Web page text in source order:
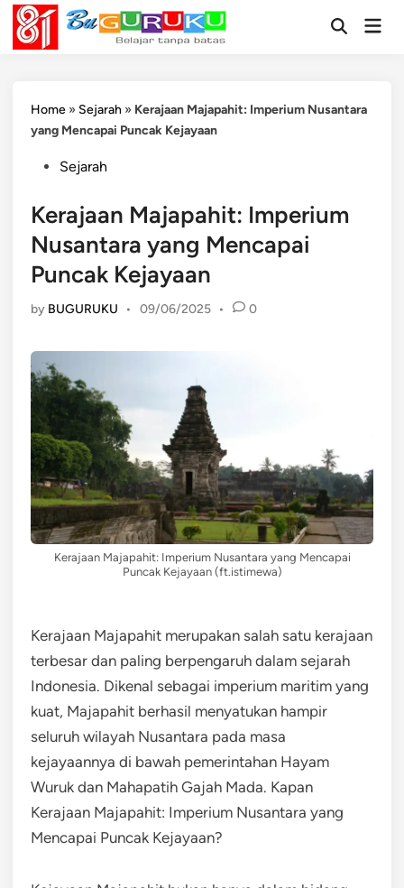
Skip
content
OpenMain
Home » Sejarah » Kerajaan Majapahit: Imperium Nusantara
yang Mencapai Puncak Kejayaan
PostedSejarah
Kerajaan Majapahit: Imperium
Nusantara yang Mencapai
Puncak Kejayaan
by BUGURUKU • 09/06/2025 • 0
Kerajaan Majapahit: Imperium Nusantara yang Mencapai
Puncak Kejayaan (ft.istimewa)
Kerajaan Majapahit merupakan salah satu kerajaan
terbesar dan paling berpengaruh dalam sejarah
Indonesia. Dikenal sebagai imperium maritim yang
kuat, Majapahit berhasil menyatukan hampir
seluruh wilayah Nusantara pada masa
kejayaannya di bawah pemerintahan Hayam
Wuruk dan Mahapatih Gajah Mada. Kapan
Kerajaan Majapahit: Imperium Nusantara yang
Mencapai Puncak Kejayaan?